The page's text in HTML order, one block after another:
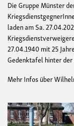
Die Gruppe Münster
laden am Sa.
27.04.1940 mit 25
Gedenktafel hinter
Mehr Infos über